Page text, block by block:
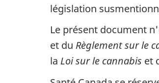
législation
Le présent document
et du Règlement sur le
la Loi sur le cannabis et